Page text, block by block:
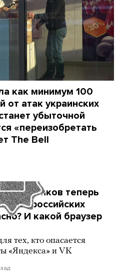
как минимум 100
от атак украинских
убыточной
«переизобретать
The Bell
банков теперь
в российских
И какой браузер
тех, кто опасается
«Яндекса» и VK